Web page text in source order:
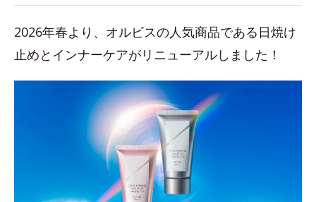
2026年春より、オルビスの人気商品である日焼け
止めとインナーケアがリニューアルしました！